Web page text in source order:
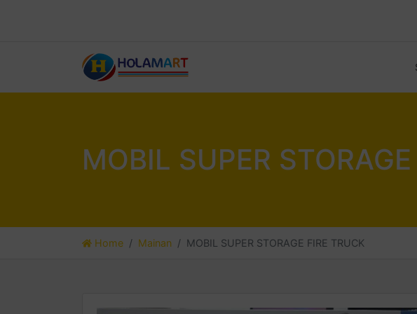
MOBIL SUPER
Home Mainan MOBIL SUPER STORAGE FIRE TRUCK